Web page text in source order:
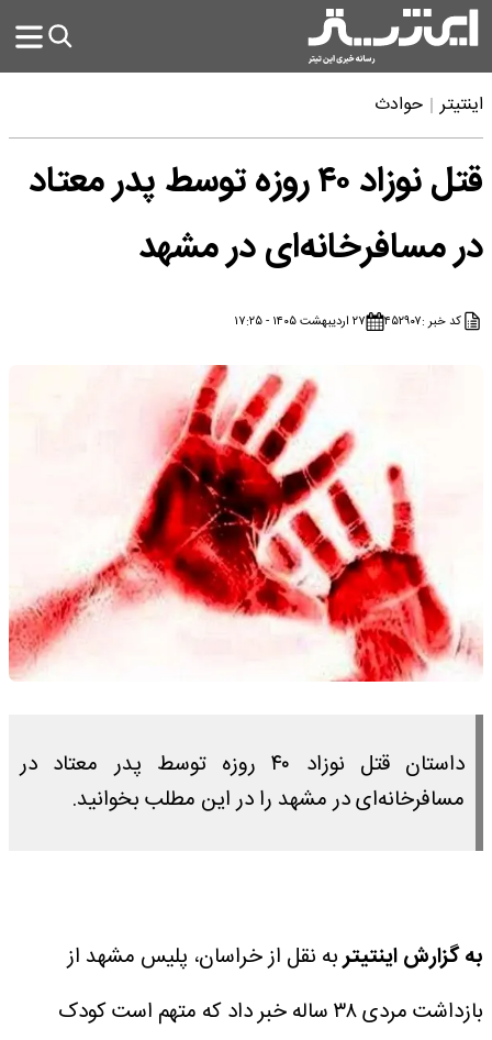
اینتیتر حوادث
قتل نوزاد ۴۰ روزه توسط پدر معتاد
در مسافرخانه‌ای در مشهد
کد خبر :۴۵۲۹۰۷ ۲۷ اردیبهشت ۱۴۰۵ - ۱۷:۲۵
داستان قتل نوزاد ۴۰ روزه توسط پدر معتاد در
مسافرخانه‌ای در مشهد را در این مطلب بخوانید.
به گزارش اینتیتربه نقل از خراسان، پلیس مشهد از
بازداشت مردی ۳۸ ساله خبر داد که متهم است کودک